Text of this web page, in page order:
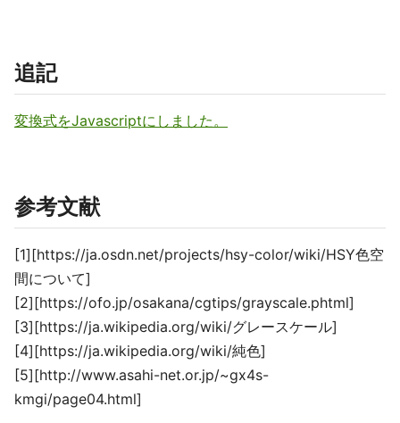
追記
変換式をJavascriptにしました。
参考文献
[1][https://ja.osdn.net/projects/hsy-color/wiki/HSY色空
間について]
[2][https://ofo.jp/osakana/cgtips/grayscale.phtml]
[3][https://ja.wikipedia.org/wiki/グレースケール]
[4][https://ja.wikipedia.org/wiki/純色]
[5][http://www.asahi-net.or.jp/~gx4s-
kmgi/page04.html]